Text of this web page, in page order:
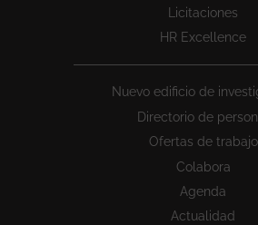
Licitaciones
HR Excellence
Nuevo edificio de
Directorio de
Ofertas de trabajo
Colabora
Agenda
Actualidad